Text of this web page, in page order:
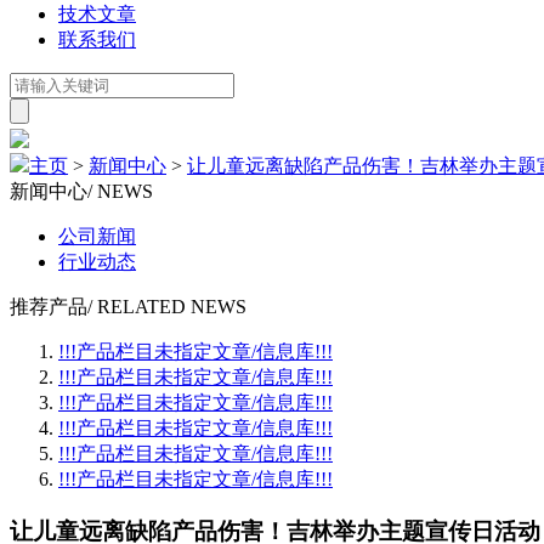
技术文章
联系我们
主页 > 新闻中心 > 让儿童远离缺陷产品伤害！吉林举办主题
新闻中心/ NEWS
公司新闻
行业动态
推荐产品/ RELATED NEWS
!!!产品栏目未指定文章/信息库!!!
!!!产品栏目未指定文章/信息库!!!
!!!产品栏目未指定文章/信息库!!!
!!!产品栏目未指定文章/信息库!!!
!!!产品栏目未指定文章/信息库!!!
!!!产品栏目未指定文章/信息库!!!
让儿童远离缺陷产品伤害！吉林举办主题宣传日活动